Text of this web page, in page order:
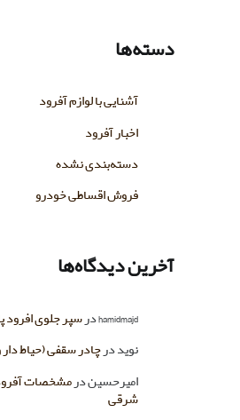
دسته‌ها
آشنایی با لوازم آفرود
اخبار آفرود
دسته‌بندی نشده
فروش اقساطی خودرو
آخرین دیدگاه‌ها
hamidmajdدرسپر جلوی افرود
نویددرچادر سقفی (حیاط دار
امیرحسیندرمشخصات آفرود
شرقی